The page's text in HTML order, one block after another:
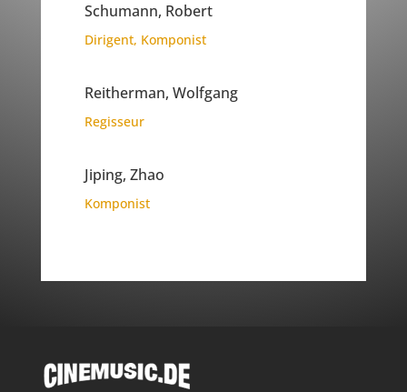
Schumann, Robert
Dirigent, Komponist
Reitherman, Wolfgang
Regisseur
Jiping, Zhao
Komponist